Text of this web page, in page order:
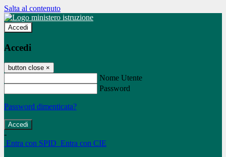
Salta al contenuto
Accedi
Accedi
button close ×
Nome Utente
Password
Password dimenticata?
-
Entra con SPID Entra con CIE